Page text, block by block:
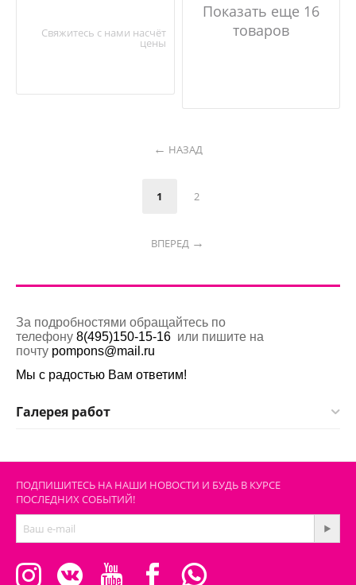
Свяжитесь с нами насчёт
цены
Показать еще 16
товаров
НАЗАД
1 2
ВПЕРЕД
За подробностями обращайтесь по
телефону 8(495)150-15-16 или пишите на
почту pompons@mail.ru
Мы с радостью Вам ответим!
Галерея работ
ПОДПИШИТЕСЬ НА НАШИ НОВОСТИ И БУДЬ В КУРСЕ
ПОСЛЕДНИХ СОБЫТИЙ!